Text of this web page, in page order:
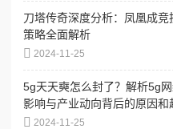
刀塔传奇深度分析：凤凰成竞
策略全面解析
2024-11-25
5g天天奭怎么封了？解析5g
影响与产业动向背后的原因和
2024-11-25